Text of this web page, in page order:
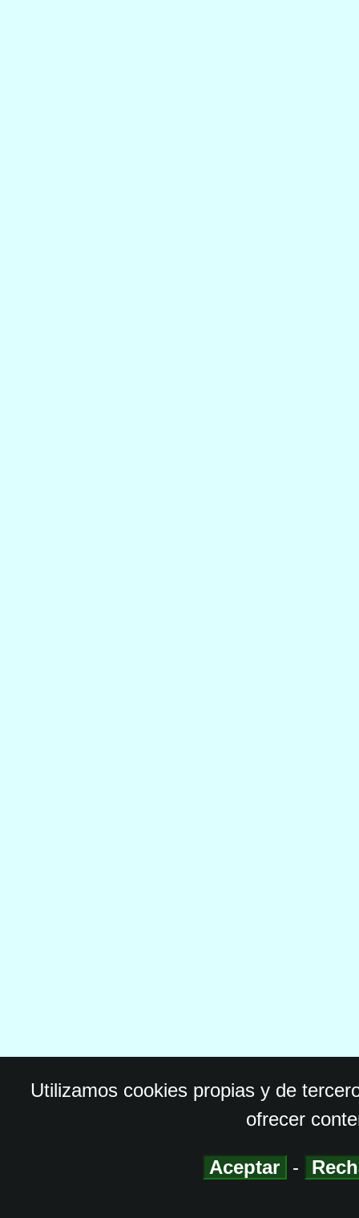
Utilizamos cookies propias y de
ofrecer
Aceptar -